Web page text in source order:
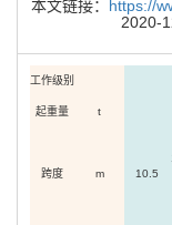
本文链接： https://
2020-
工作级别
起重量 t
跨度 m 10.5